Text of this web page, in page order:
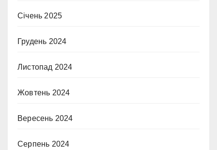
Січень 2025
Грудень 2024
Листопад 2024
Жовтень 2024
Вересень 2024
Серпень 2024